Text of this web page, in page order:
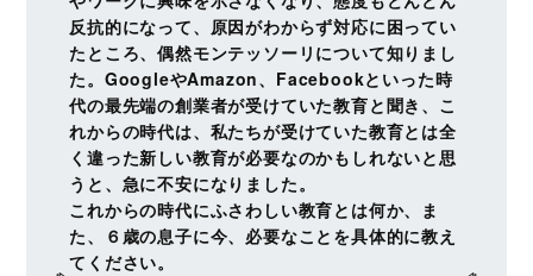
反抗的になって、原因がわからず対応に困ってい
たところ、偶然モンテッソーリについて知りまし
た。GoogleやAmazon、Facebookといった時
代の最先端の創業者が受けていた教育と聞き、こ
れからの時代は、私たちが受けていた教育とは全
く違った新しい教育が必要なのかもしれないと思
うと、急に不安になりました。
これからの時代にふさわしい教育とは何か、ま
た、６歳の息子に今、必要なことを具体的に教え
てください。